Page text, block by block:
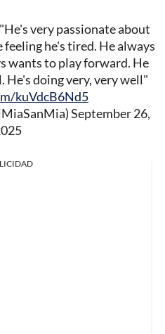
very passionate about
he's tired. He always
wants to play forward. He
He's doing very, very well"
kuVdcB6Nd5
September 26,